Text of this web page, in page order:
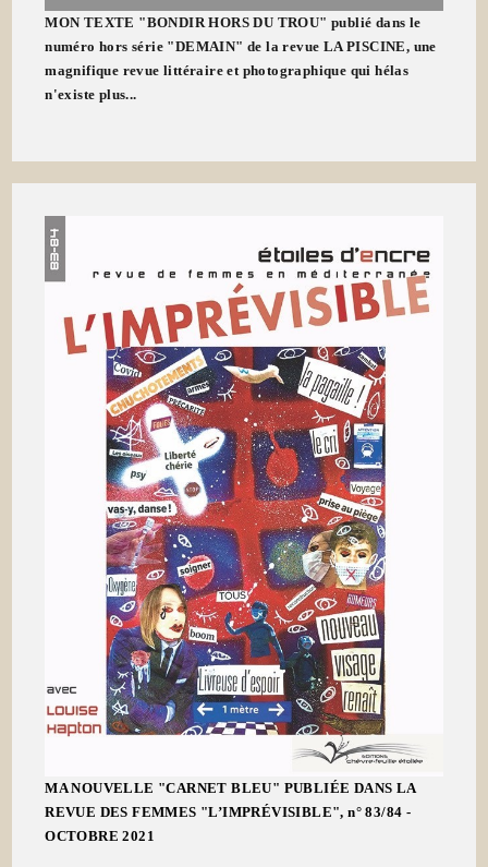
MON TEXTE "BONDIR HORS DU TROU" publié dans le
numéro hors série "DEMAIN" de la revue LA PISCINE, une
magnifique revue littéraire et photographique qui hélas
n'existe plus...
MA NOUVELLE "CARNET BLEU" PUBLIÉE DANS LA
REVUE DES FEMMES "L’IMPRÉVISIBLE", n° 83/84 -
OCTOBRE 2021